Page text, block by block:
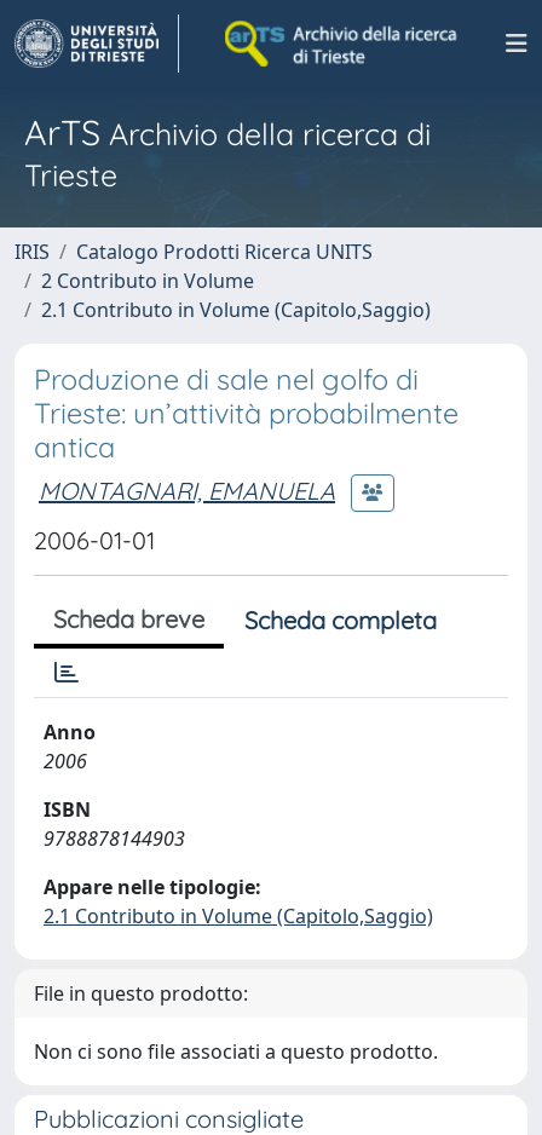
ArTS Archivio della ricerca di
Trieste
IRIS
Catalogo Prodotti Ricerca UNITS
2 Contributo in Volume
2.1 Contributo in Volume (Capitolo,Saggio)
Produzione di sale nel golfo di
Trieste: un’attività probabilmente
antica
MONTAGNARI, EMANUELA
2006-01-01
Scheda breve Scheda completa
Anno
2006
ISBN
9788878144903
Appare nelle tipologie:
2.1 Contributo in Volume (Capitolo,Saggio)
File in questo prodotto:
Non ci sono file associati a questo prodotto.
Pubblicazioni consigliate